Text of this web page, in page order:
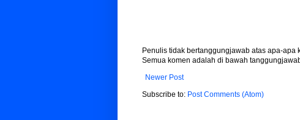
Penulis tidak bertanggungjawab atas apa-apa
Semua komen adalah di bawah
Newer Post
Subscribe to: Post Comments (Atom)